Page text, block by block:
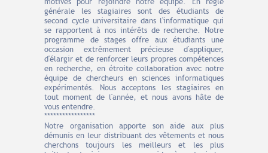
générale les stagiaires sont des étudiants de
second cycle universitaire dans l'informatique qui
se rapportent à nos intérêts de recherche. Notre
programme de stages offre aux étudiants une
occasion extrêmement précieuse d'appliquer,
d'élargir et de renforcer leurs propres compétences
en recherche, en étroite collaboration avec notre
équipe de chercheurs en sciences informatiques
expérimentés. Nous acceptons les stagiaires en
tout moment de l'année, et nous avons hâte de
vous entendre.
*****************
Notre organisation apporte son aide aux plus
démunis en leur distribuant des vêtements et nous
cherchons toujours les meilleurs et les plus